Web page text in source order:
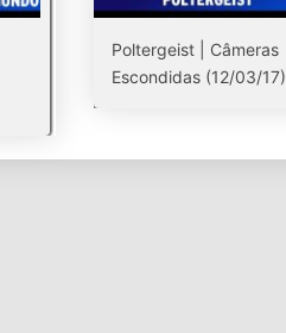
Poltergeist | Câmeras
Escondidas (12/03/17)